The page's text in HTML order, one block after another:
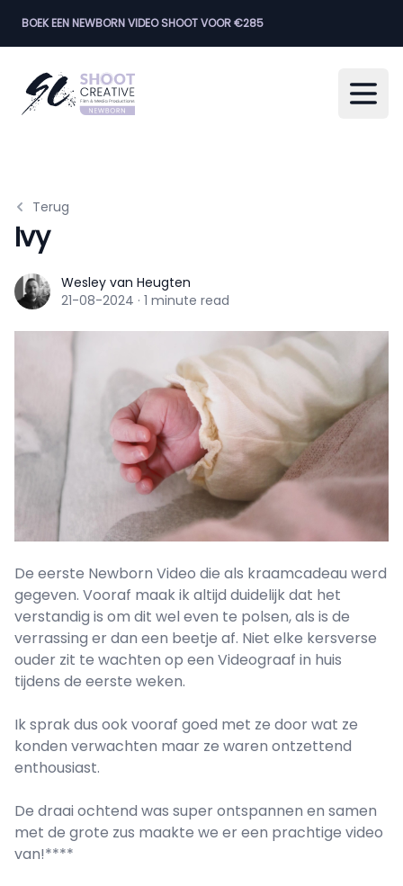
BOEK EEN NEWBORN VIDEO SHOOT VOOR €285
Terug
Ivy
Wesley van Heugten
Wesley van Heugten
21-08-2024 · 1 minute read
De eerste Newborn Video die als kraamcadeau werd
gegeven. Vooraf maak ik altijd duidelijk dat het
verstandig is om dit wel even te polsen, als is de
verrassing er dan een beetje af. Niet elke kersverse
ouder zit te wachten op een Videograaf in huis
tijdens de eerste weken.
Ik sprak dus ook vooraf goed met ze door wat ze
konden verwachten maar ze waren ontzettend
enthousiast.
De draai ochtend was super ontspannen en samen
met de grote zus maakte we er een prachtige video
van!****